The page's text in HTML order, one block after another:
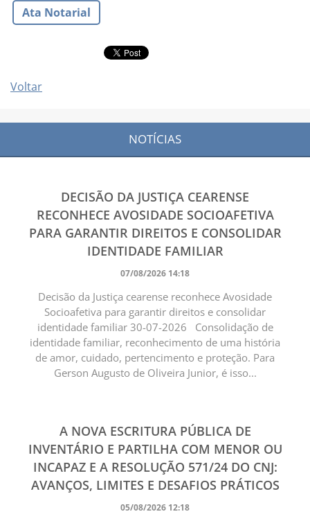
Ata Notarial
Voltar
NOTÍCIAS
DECISÃO DA JUSTIÇA CEARENSE
RECONHECE AVOSIDADE SOCIOAFETIVA
PARA GARANTIR DIREITOS E CONSOLIDAR
IDENTIDADE FAMILIAR
07/08/2026 14:18
Decisão da Justiça cearense reconhece Avosidade
Socioafetiva para garantir direitos e consolidar
identidade familiar 30-07-2026 Consolidação de
identidade familiar, reconhecimento de uma história
de amor, cuidado, pertencimento e proteção. Para
Gerson Augusto de Oliveira Junior, é isso...
A NOVA ESCRITURA PÚBLICA DE
INVENTÁRIO E PARTILHA COM MENOR OU
INCAPAZ E A RESOLUÇÃO 571/24 DO CNJ:
AVANÇOS, LIMITES E DESAFIOS PRÁTICOS
05/08/2026 12:18